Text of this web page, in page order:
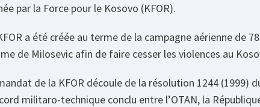
par la Force pour le Kosovo (KFOR).
a été créée au terme de la campagne aérienne de
de Milosevic afin de faire cesser les violences au
de la KFOR découle de la résolution 1244 (1999)
militaro-technique conclu entre l’OTAN, la